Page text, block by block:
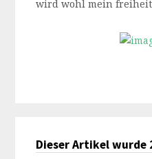
wird wohl mein
Dieser Artikel